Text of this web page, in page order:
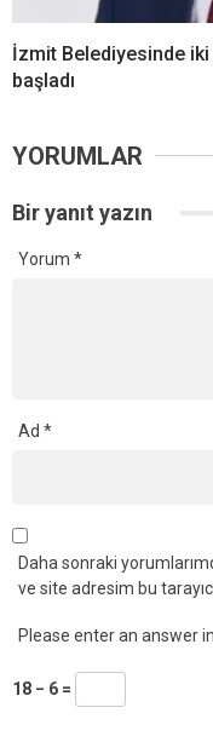
İzmit Belediyesinde iki
başladı
YORUMLAR
Bir yanıt yazın
Yorum *
Ad *
Daha sonraki
ve site adresim bu
Please enter an answer
18 − 6 =